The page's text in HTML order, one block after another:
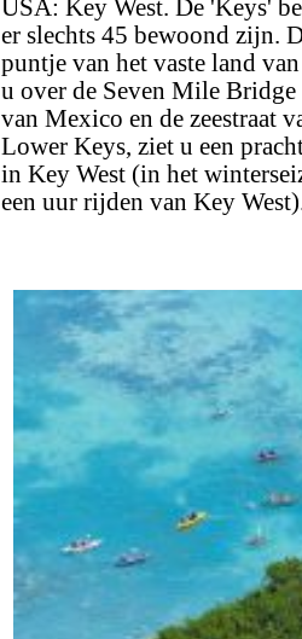
USA: Key West. De 'Keys'
er slechts 45 bewoond zijn.
puntje van het vaste land
u over de Seven Mile
van Mexico en de zeestraat
Lower Keys, ziet u een
in Key West (in het
een uur rijden van Key